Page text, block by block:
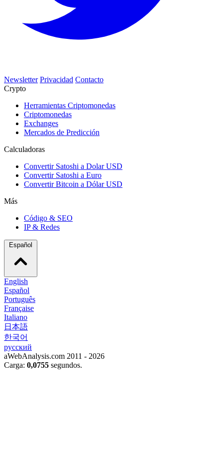
Newsletter Privacidad Contacto
Crypto
Herramientas Criptomonedas
Criptomonedas
Exchanges
Mercados de Predicción
Calculadoras
Convertir Satoshi a Dolar USD
Convertir Satoshi a Euro
Convertir Bitcoin a Dólar USD
Más
Código & SEO
IP & Redes
English
Español
Português
Française
Italiano
日本語
한국어
русский
aWebAnalysis.com 2011 - 2026
Carga: 0,0755 segundos.